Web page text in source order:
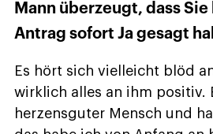
Mann überzeugt, dass
Antrag sofort Ja gesagt
Es hört sich vielleicht blöd
wirklich alles an ihm positiv.
herzensguter Mensch und